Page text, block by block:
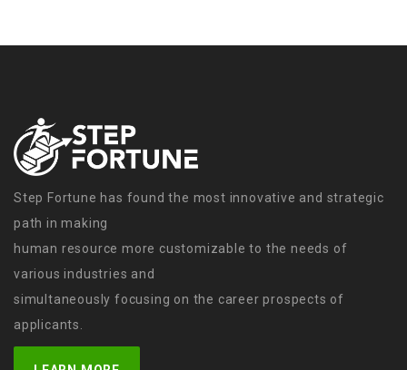
Step Fortune has found the most innovative and strategic
path in making
human resource more customizable to the needs of
various industries and
simultaneously focusing on the career prospects of
applicants.